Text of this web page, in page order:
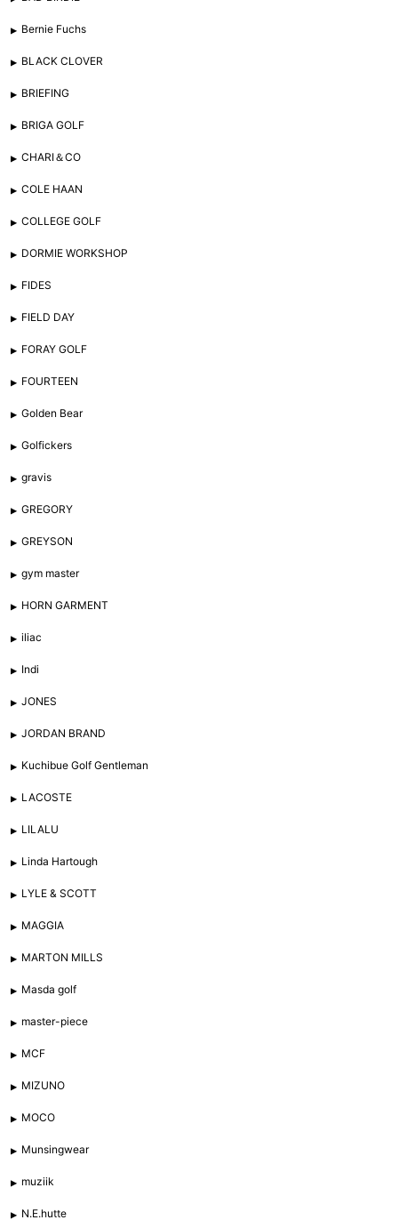
Bernie Fuchs
BLACK CLOVER
BRIEFING
BRIGA GOLF
CHARI＆CO
COLE HAAN
COLLEGE GOLF
DORMIE WORKSHOP
FIDES
FIELD DAY
FORAY GOLF
FOURTEEN
Golden Bear
Golfickers
gravis
GREGORY
GREYSON
gym master
HORN GARMENT
iliac
Indi
JONES
JORDAN BRAND
Kuchibue Golf Gentleman
LACOSTE
LILALU
Linda Hartough
LYLE & SCOTT
MAGGIA
MARTON MILLS
Masda golf
master-piece
MCF
MIZUNO
MOCO
Munsingwear
muziik
N.E.hutte